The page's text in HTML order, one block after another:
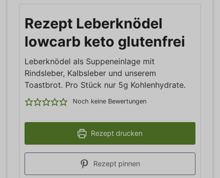
Rezept Leberknödel
lowcarb keto glutenfrei
Leberknödel als Suppeneinlage mit
Rindsleber, Kalbsleber und unserem
Toastbrot. Pro Stück nur 5g Kohlenhydrate.
Noch keine Bewertungen
Rezept drucken
Rezept pinnen